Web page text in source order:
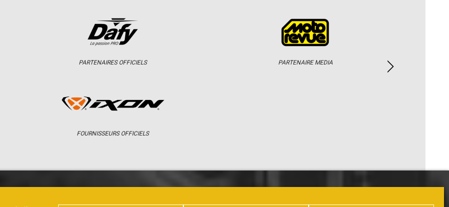
PARTENAIRES OFFICIELS
FOURNISSEURS OFFICIELS
PARTENAIRE MEDIA
CHAMPIONNAT RÉSULTATS PHOTOS / WEB TV PARTENAIRES